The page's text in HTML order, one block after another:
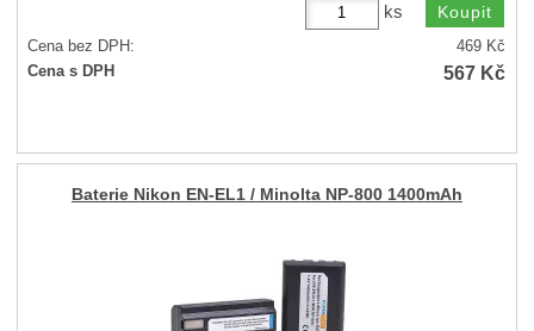
ks
Cena bez DPH: 469 Kč
Cena s DPH
567 Kč
Baterie Nikon EN-EL1 / Minolta NP-800 1400mAh